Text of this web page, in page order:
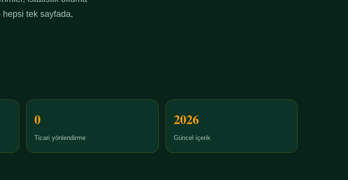
hepsi tek sayfada,
0
Ticari yönlendirme
2026
Güncel içerik